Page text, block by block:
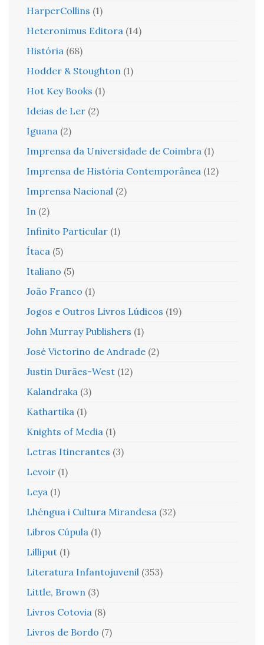
HarperCollins (1)
Heteronimus Editora (14)
História (68)
Hodder & Stoughton (1)
Hot Key Books (1)
Ideias de Ler (2)
Iguana (2)
Imprensa da Universidade de Coimbra (1)
Imprensa de História Contemporânea (12)
Imprensa Nacional (2)
In (2)
Infinito Particular (1)
Ítaca (5)
Italiano (5)
João Franco (1)
Jogos e Outros Livros Lúdicos (19)
John Murray Publishers (1)
José Victorino de Andrade (2)
Justin Durães-West (12)
Kalandraka (3)
Kathartika (1)
Knights of Media (1)
Letras Itinerantes (3)
Levoir (1)
Leya (1)
Lhéngua i Cultura Mirandesa (32)
Libros Cúpula (1)
Lilliput (1)
Literatura Infantojuvenil (353)
Little, Brown (3)
Livros Cotovia (8)
Livros de Bordo (7)